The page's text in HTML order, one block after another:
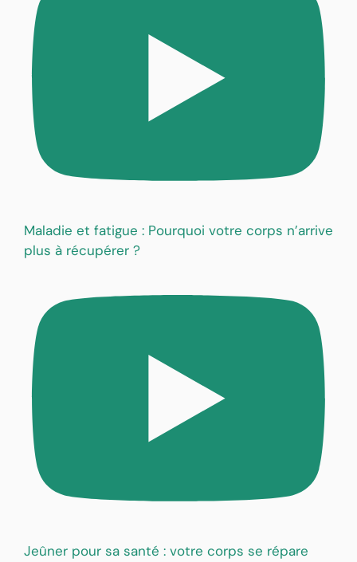
Maladie et fatigue : Pourquoi votre corps n’arrive
plus à récupérer ?
Jeûner pour sa santé : votre corps se répare